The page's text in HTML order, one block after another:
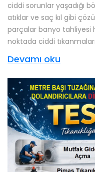
ciddi sorunlar yaşadığı
atıklar ve saç kıl gibi
parçalar banyo tahliyesi
noktada ciddi
Devamı oku